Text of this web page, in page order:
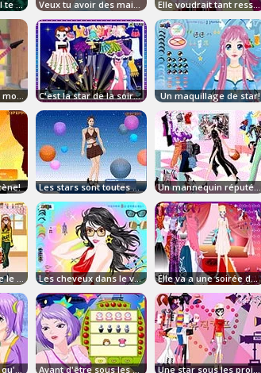
Une vraie star qu'il te faut relooker! Veux tu avoir des mains de stars? Elle voudrait tant ressembler a un top modèle.
Bienvenue dans le monde des stars! C'est la star de la soirée! Un maquillage de star!
Les stars sont toutes différentes! Un mannequin réputé dans le monde de la mode!
Elle est belle et elle le sait! Les cheveux dans le vent! Elle va a une soirée de gala..
Tu ne trouves pas qu'elle a de la classe! Avant d'être sous les projecteurs! Une star sous les projecteurs!